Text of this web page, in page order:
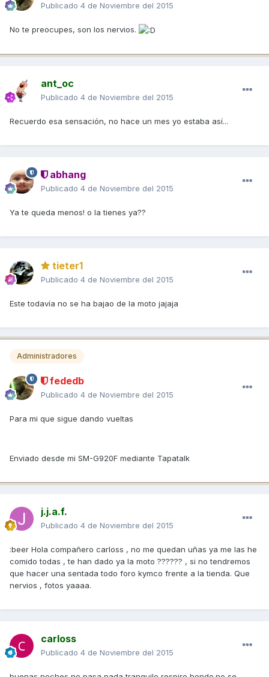
Publicado 4 de Noviembre del 2015
No te preocupes, son los nervios.
ant_oc
Publicado 4 de Noviembre del 2015
Recuerdo esa sensación, no hace un mes yo estaba así...
abhang
Publicado 4 de Noviembre del 2015
Ya te queda menos! o la tienes ya??
tieter1
Publicado 4 de Noviembre del 2015
Este todavía no se ha bajao de la moto jajaja
Administradores
fededb
Publicado 4 de Noviembre del 2015
Para mi que sigue dando vueltas
Enviado desde mi SM-G920F mediante Tapatalk
j.j.a.f.
Publicado 4 de Noviembre del 2015
:beer Hola compañero carloss , no me quedan uñas ya me las he
comido todas , te han dado ya la moto ?????? , si no tendremos
que hacer una sentada todo foro kymco frente a la tienda. Que
nervios , fotos yaaaa.
carloss
Publicado 4 de Noviembre del 2015